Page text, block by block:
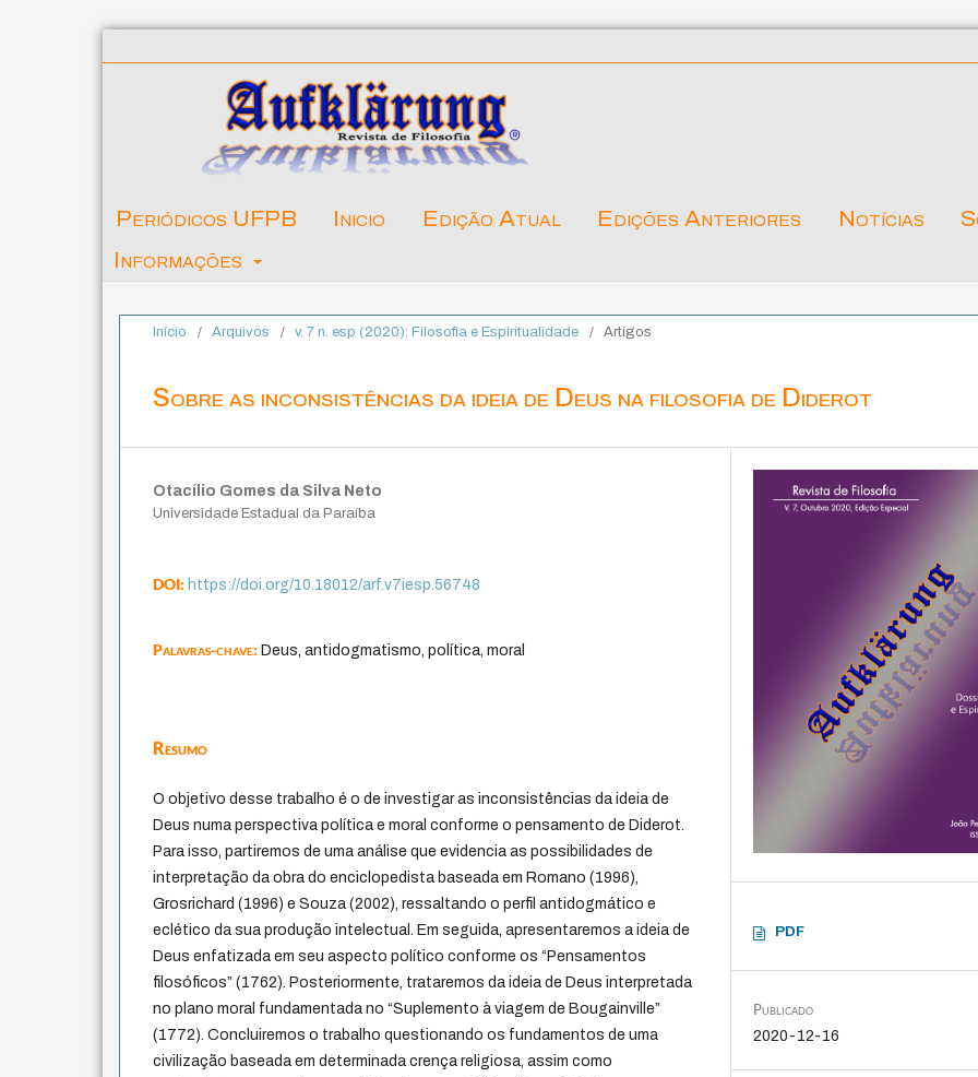
Periódicos UFPB Inicio Edição Atual Edições Anteriores Notícias
Informações
Início / Arquivos / v. 7 n. esp (2020): Filosofia e Espiritualidade / Artigos
Sobre as inconsistências da ideia de Deus na filosofia de Diderot
Otacílio Gomes da Silva Neto
Universidade Estadual da Paraíba
DOI:https://doi.org/10.18012/arf.v7iesp.56748
Palavras-chave:Deus, antidogmatismo, política, moral
Resumo
O objetivo desse trabalho é o de investigar as inconsistências da ideia de
Deus numa perspectiva política e moral conforme o pensamento de Diderot.
Para isso, partiremos de uma análise que evidencia as possibilidades de
interpretação da obra do enciclopedista baseada em Romano (1996),
Grosrichard (1996) e Souza (2002), ressaltando o perfil antidogmático e
eclético da sua produção intelectual. Em seguida, apresentaremos a ideia de
Deus enfatizada em seu aspecto político conforme os “Pensamentos
filosóficos” (1762). Posteriormente, trataremos da ideia de Deus interpretada
no plano moral fundamentada no “Suplemento à viagem de Bougainville”
(1772). Concluiremos o trabalho questionando os fundamentos de uma
civilização baseada em determinada crença religiosa, assim como
PDF
Publicado
2020-12-16